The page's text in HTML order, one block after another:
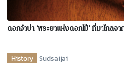
ดอกจำปา ‘พระยาแห่งดอกไม้’ ที่มาไกลจ
History Sudsaijai